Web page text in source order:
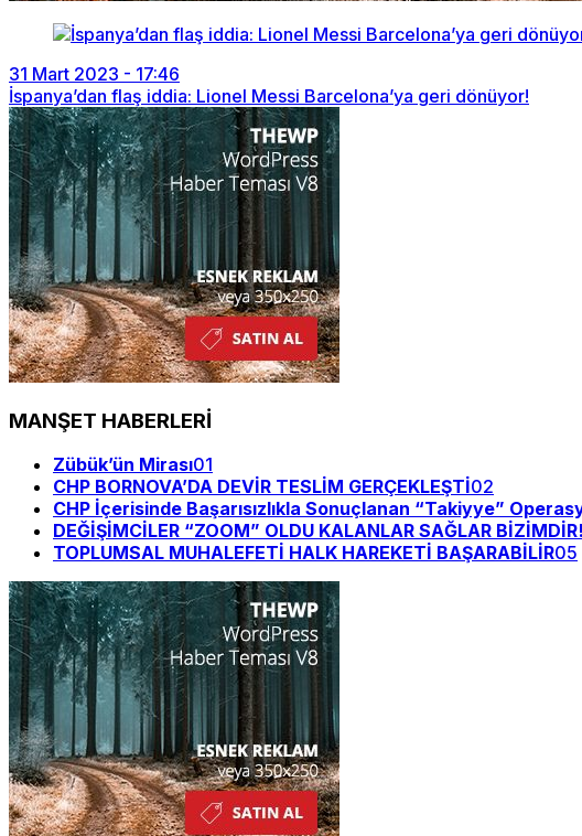
31 Mart 2023 - 17:46
İspanya’dan flaş iddia: Lionel Messi Barcelona’ya geri dönüyor!
MANŞET HABERLERİ
Zübük’ün Mirası01
CHP BORNOVA’DA DEVİR TESLİM GERÇEKLEŞTİ02
CHP İçerisinde Başarısızlıkla Sonuçlanan “Takiyye”
DEĞİŞİMCİLER “ZOOM” OLDU KALANLAR SAĞLAR
TOPLUMSAL MUHALEFETİ HALK HAREKETİ BAŞARABİLİR05